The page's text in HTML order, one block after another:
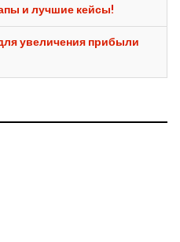
и лучшие кейсы!
увеличения прибыли